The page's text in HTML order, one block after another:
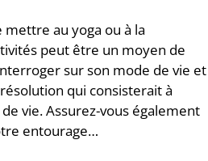
au yoga ou à la
peut être un moyen de
sur son mode de vie et
qui consisterait à
vie. Assurez-vous également
entourage…